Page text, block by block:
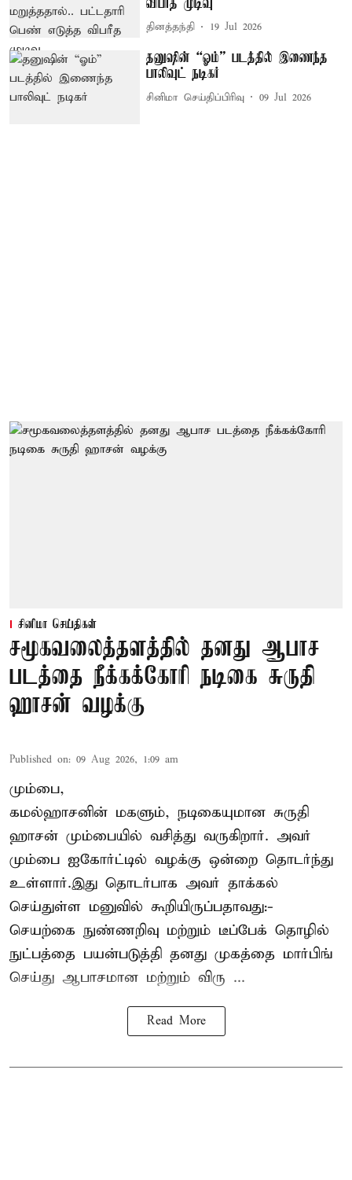
விபரீத முடிவு
தினத்தந்தி 19 Jul 2026
தனுஷின் “ஓம்” படத்தில் இணைந்த
பாலிவுட் நடிகர்
சினிமா செய்திப்பிரிவு 09 Jul 2026
சினிமா செய்திகள்
சமூகவலைத்தளத்தில் தனது ஆபாச
படத்தை நீக்கக்கோரி நடிகை சுருதி
ஹாசன் வழக்கு
Published on: 09 Aug 2026, 1:09 am
மும்பை,
கமல்ஹாசனின் மகளும், நடிகையுமான சுருதி
ஹாசன் மும்பையில் வசித்து வருகிறார். அவர்
மும்பை ஐகோர்ட்டில் வழக்கு ஒன்றை தொடர்ந்து
உள்ளார்.இது தொடர்பாக அவர் தாக்கல்
செய்துள்ள மனுவில் கூறியிருப்பதாவது:-
செயற்கை நுண்ணறிவு மற்றும் டீப்பேக் தொழில்
நுட்பத்தை பயன்படுத்தி தனது முகத்தை மார்பிங்
செய்து ஆபாசமான மற்றும் விரு ...
Read More